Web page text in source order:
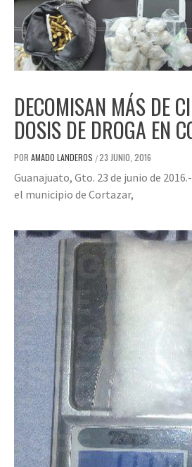
DECOMISAN MÁS DE
DOSIS DE DROGA EN
POR AMADO LANDEROS /23 JUNIO, 2016
Guanajuato, Gto. 23 de junio de
el municipio de Cortazar,